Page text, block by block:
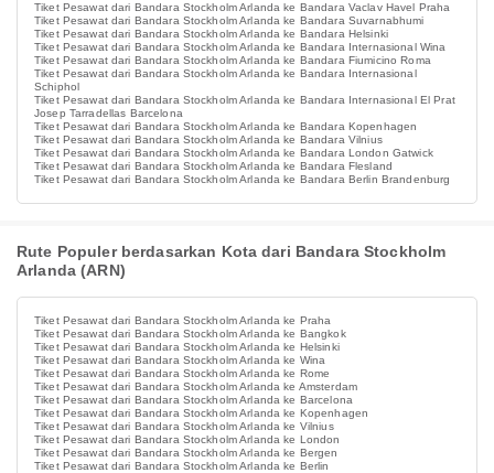
Tiket Pesawat dari Bandara Stockholm Arlanda ke Bandara Vaclav Havel Praha
Tiket Pesawat dari Bandara Stockholm Arlanda ke Bandara Suvarnabhumi
Tiket Pesawat dari Bandara Stockholm Arlanda ke Bandara Helsinki
Tiket Pesawat dari Bandara Stockholm Arlanda ke Bandara Internasional Wina
Tiket Pesawat dari Bandara Stockholm Arlanda ke Bandara Fiumicino Roma
Tiket Pesawat dari Bandara Stockholm Arlanda ke Bandara Internasional
Schiphol
Tiket Pesawat dari Bandara Stockholm Arlanda ke Bandara Internasional El Prat
Josep Tarradellas Barcelona
Tiket Pesawat dari Bandara Stockholm Arlanda ke Bandara Kopenhagen
Tiket Pesawat dari Bandara Stockholm Arlanda ke Bandara Vilnius
Tiket Pesawat dari Bandara Stockholm Arlanda ke Bandara London Gatwick
Tiket Pesawat dari Bandara Stockholm Arlanda ke Bandara Flesland
Tiket Pesawat dari Bandara Stockholm Arlanda ke Bandara Berlin Brandenburg
Rute Populer berdasarkan Kota dari Bandara Stockholm
Arlanda (ARN)
Tiket Pesawat dari Bandara Stockholm Arlanda ke Praha
Tiket Pesawat dari Bandara Stockholm Arlanda ke Bangkok
Tiket Pesawat dari Bandara Stockholm Arlanda ke Helsinki
Tiket Pesawat dari Bandara Stockholm Arlanda ke Wina
Tiket Pesawat dari Bandara Stockholm Arlanda ke Rome
Tiket Pesawat dari Bandara Stockholm Arlanda ke Amsterdam
Tiket Pesawat dari Bandara Stockholm Arlanda ke Barcelona
Tiket Pesawat dari Bandara Stockholm Arlanda ke Kopenhagen
Tiket Pesawat dari Bandara Stockholm Arlanda ke Vilnius
Tiket Pesawat dari Bandara Stockholm Arlanda ke London
Tiket Pesawat dari Bandara Stockholm Arlanda ke Bergen
Tiket Pesawat dari Bandara Stockholm Arlanda ke Berlin